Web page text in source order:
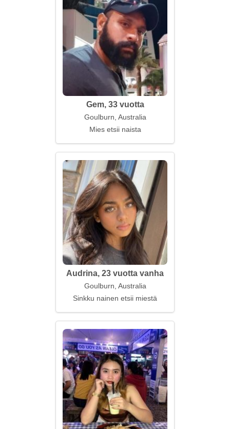
Gem, 33 vuotta
Goulburn, Australia
Mies etsii naista
Audrina, 23 vuotta vanha
Goulburn, Australia
Sinkku nainen etsii miestä